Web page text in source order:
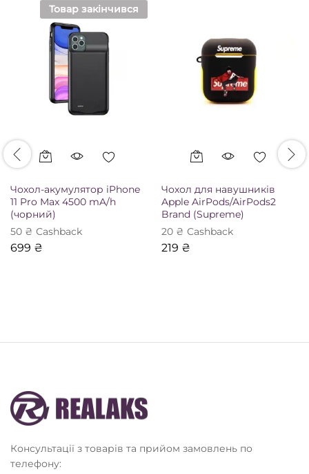
Товар закінчився
Чохол-акумулятор iPhone
11 Pro Max 4500 mA/h
(чорний)
50 ₴ Сashback
699 ₴
Чохол для навушників
Apple AirPods/AirPods2
Brand (Supreme)
20 ₴ Сashback
219 ₴
Консультації з товарів та прийом замовлень по
телефону: